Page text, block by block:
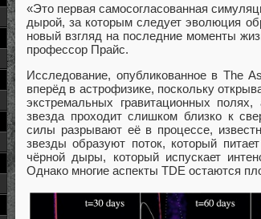
«Это первая самосогласованная
дырой, за которым следует эволюция
новый взгляд на последние моменты
профессор Прайс.
Исследование, опубликованное в The
вперёд в астрофизике, поскольку
экстремальных гравитационных
звезда проходит слишком близко к
силы разрывают её в процессе,
звезды образуют поток, который
чёрной дыры, который испускает
Однако многие аспекты TDE остаются